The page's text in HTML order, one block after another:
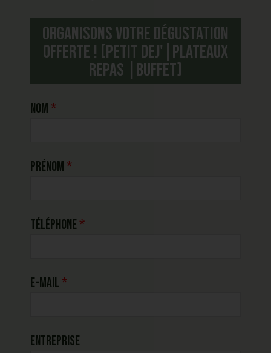
Organisons votre dégustation
offerte ! (Petit dej'|plateaux
repas |buffet)
Nom
Prénom
Téléphone
E-mail
Entreprise